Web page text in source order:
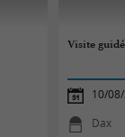
Visite
10/
Dax